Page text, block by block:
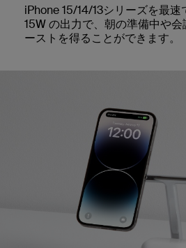
iPhone 15/14/13シリーズを最
15W の出力で、朝の準備中や
ーストを得ることができます。